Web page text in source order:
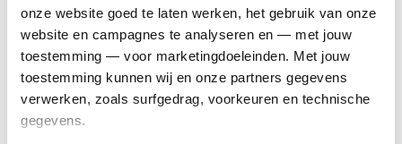
onze website goed te laten werken, het gebruik van onze
website en campagnes te analyseren en — met jouw
toestemming — voor marketingdoeleinden. Met jouw
toestemming kunnen wij en onze partners gegevens
verwerken, zoals surfgedrag, voorkeuren en technische
gegevens.
1 van 2